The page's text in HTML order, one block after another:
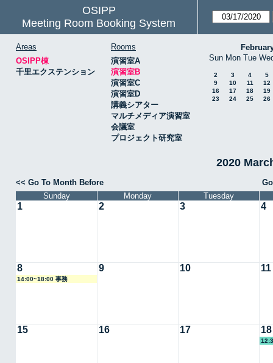
OSIPP
Meeting Room Booking System
Areas
OSIPP棟
千里エクステンション
Rooms
演習室A
演習室B
演習室C
演習室D
講義シアター
マルチメディア演習室
会議室
プロジェクト研究室
Sun Mon Tue
2 3 4
5
9
10 11
12
16
17 18
19
23
24 25 26
2020
<< Go To Month Before
Sunday
Monday Tuesday
1 2 3 4
8
14:00~18:00 事務
9 10 11
15 16 17 18